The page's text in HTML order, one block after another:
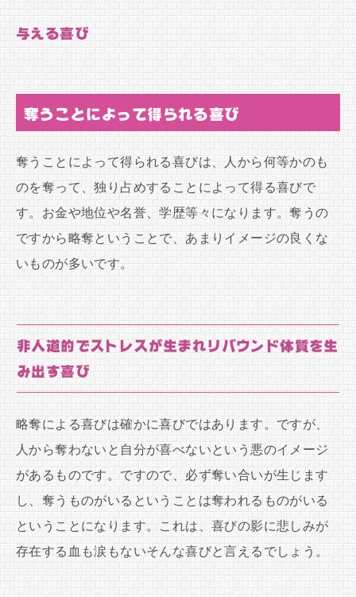
与える喜び
奪うことによって得られる喜び
奪うことによって得られる喜びは、人から何等かのも
のを奪って、独り占めすることによって得る喜びで
す。お金や地位や名誉、学歴等々になります。奪うの
ですから略奪ということで、あまりイメージの良くな
いものが多いです。
非人道的でストレスが生まれリバウンド体質を生
み出す喜び
略奪による喜びは確かに喜びではあります。ですが、
人から奪わないと自分が喜べないという悪のイメージ
があるものです。ですので、必ず奪い合いが生じます
し、奪うものがいるということは奪われるものがいる
ということになります。これは、喜びの影に悲しみが
存在する血も涙もないそんな喜びと言えるでしょう。